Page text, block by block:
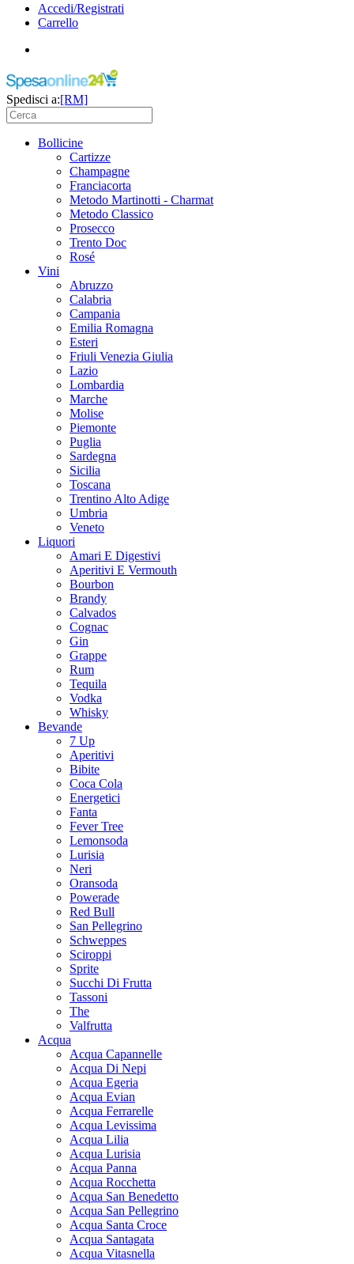
Accedi/Registrati
Carrello
Spedisci a:[RM]
Bollicine
Cartizze
Champagne
Franciacorta
Metodo Martinotti - Charmat
Metodo Classico
Prosecco
Trento Doc
Rosé
Vini
Abruzzo
Calabria
Campania
Emilia Romagna
Esteri
Friuli Venezia Giulia
Lazio
Lombardia
Marche
Molise
Piemonte
Puglia
Sardegna
Sicilia
Toscana
Trentino Alto Adige
Umbria
Veneto
Liquori
Amari E Digestivi
Aperitivi E Vermouth
Bourbon
Brandy
Calvados
Cognac
Gin
Grappe
Rum
Tequila
Vodka
Whisky
Bevande
7 Up
Aperitivi
Bibite
Coca Cola
Energetici
Fanta
Fever Tree
Lemonsoda
Lurisia
Neri
Oransoda
Powerade
Red Bull
San Pellegrino
Schweppes
Sciroppi
Sprite
Succhi Di Frutta
Tassoni
The
Valfrutta
Acqua
Acqua Capannelle
Acqua Di Nepi
Acqua Egeria
Acqua Evian
Acqua Ferrarelle
Acqua Levissima
Acqua Lilia
Acqua Lurisia
Acqua Panna
Acqua Rocchetta
Acqua San Benedetto
Acqua San Pellegrino
Acqua Santa Croce
Acqua Santagata
Acqua Vitasnella